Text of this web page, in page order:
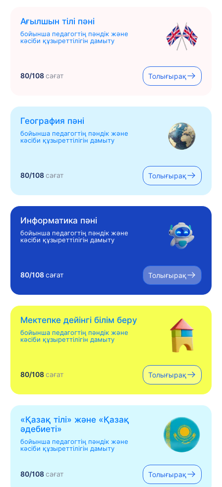
Ағылшын тілі пәні
бойынша педагогтің пәндік және
кәсіби құзыреттілігін дамыту
80/108сағат Толығырақ
География пәні
бойынша педагогтің пәндік және
кәсіби құзыреттілігін дамыту
80/108сағат Толығырақ
Информатика пәні
бойынша педагогтің пәндік және
кәсіби құзыреттілігін дамыту
80/108сағат Толығырақ
Мектепке дейінгі білім беру
бойынша педагогтің пәндік және
кәсіби құзыреттілігін дамыту
80/108сағат Толығырақ
«Қазақ тілі» жəне «Қазақ
əдебиеті»
бойынша педагогтің пәндік және
кәсіби құзыреттілігін дамыту
80/108сағат Толығырақ